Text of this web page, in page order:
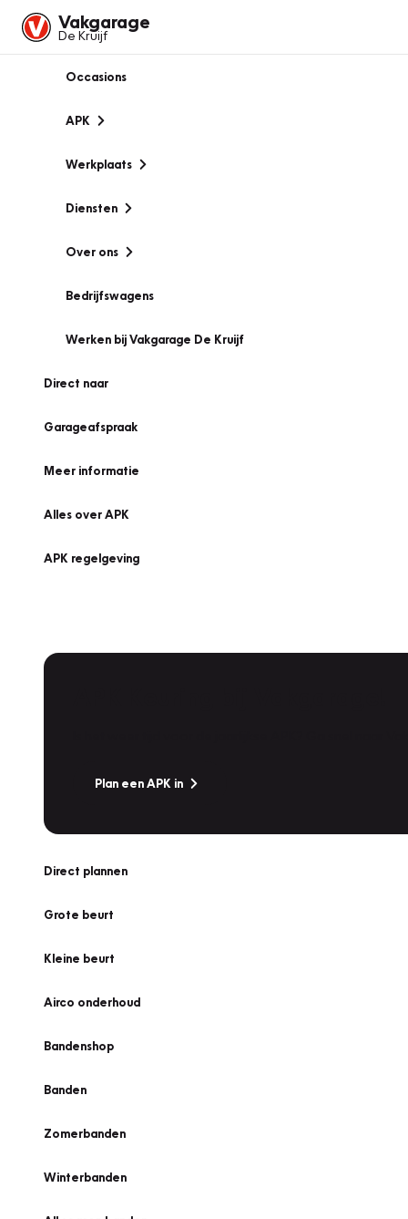
Vakgarage
De Kruijf
Occasions
APK
Werkplaats
Diensten
Over ons
Bedrijfswagens
Werken bij Vakgarage De Kruijf
Direct naar
Garageafspraak
Meer informatie
Alles over APK
APK regelgeving
Plan een APK in
Direct plannen
Grote beurt
Kleine beurt
Airco onderhoud
Bandenshop
Banden
Zomerbanden
Winterbanden